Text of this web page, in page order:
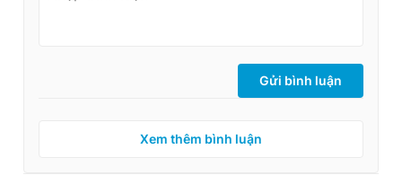
Gửi bình luận
Xem thêm bình luận